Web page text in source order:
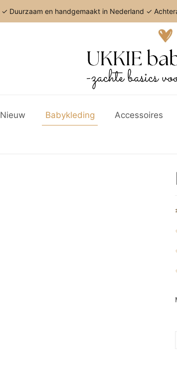
✓ Duurzaam en handgemaakt in Nederland ✓
Nieuw Babykleding Accessoires